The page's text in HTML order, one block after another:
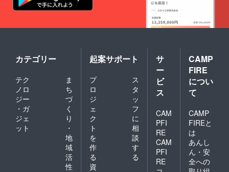
カテゴリー
テク
ノロ
ジー
・ガ
ジェ
ット
ま
ち
づ
く
り
・
地
域
活
性
起案サポート
プ
ロ
ジ
ェ
ク
ト
を
作
る
ス
タ
ッ
フ
に
相
談
す
る
資
サ
ー
ビ
ス
CAM
PFI
RE
CAM
PFI
RE
CAMP
FIRE
につい
て
CAMP
FIREと
は
あんし
ん・安
全への